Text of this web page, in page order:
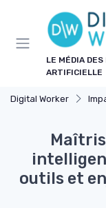
LE MÉDIA
ARTIFICIELLE
Digital Worker
outils et